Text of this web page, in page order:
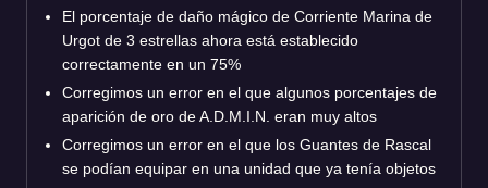
El porcentaje de daño mágico de Corriente Marina de
Urgot de 3 estrellas ahora está establecido
correctamente en un 75%
Corregimos un error en el que algunos porcentajes de
aparición de oro de A.D.M.I.N. eran muy altos
Corregimos un error en el que los Guantes de Rascal
se podían equipar en una unidad que ya tenía objetos